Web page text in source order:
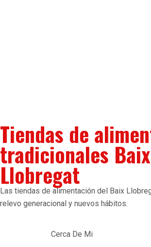
Tiendas de
tradicionales Baix
Llobregat
Las tiendas de alimentación del Baix
relevo generacional y nuevos hábitos.
Cerca De Mi